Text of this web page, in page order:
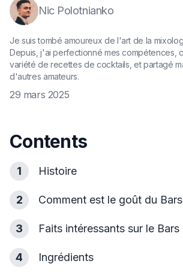
Nic Polotnianko
Je suis tombé amoureux de l'art de la
Depuis, j'ai perfectionné mes compétences,
variété de recettes de cocktails, et partagé
d'autres amateurs.
29 mars 2025
Contents
1 Histoire
2 Comment est le goût du
3 Faits intéressants sur le
4 Ingrédients